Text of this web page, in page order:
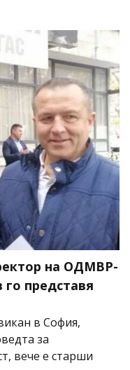
на ОДМВР-
представя
в София,
за
вече е старши